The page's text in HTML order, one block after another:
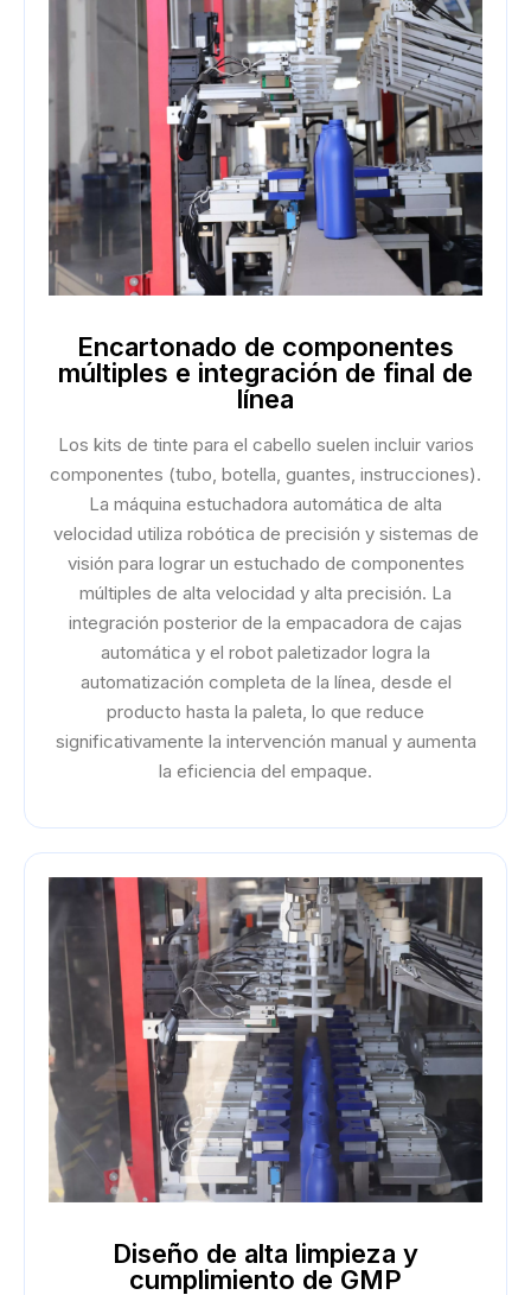
Encartonado de componentes
múltiples e integración de final de
línea
Los kits de tinte para el cabello suelen incluir varios
componentes (tubo, botella, guantes, instrucciones).
La máquina estuchadora automática de alta
velocidad utiliza robótica de precisión y sistemas de
visión para lograr un estuchado de componentes
múltiples de alta velocidad y alta precisión. La
integración posterior de la empacadora de cajas
automática y el robot paletizador logra la
automatización completa de la línea, desde el
producto hasta la paleta, lo que reduce
significativamente la intervención manual y aumenta
la eficiencia del empaque.
Diseño de alta limpieza y
cumplimiento de GMP